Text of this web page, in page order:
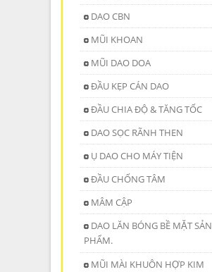
DAO CBN
MŨI KHOAN
MŨI DAO DOA
ĐẦU KẸP CÁN DAO
ĐẦU CHIA ĐỘ & TĂNG TỐC
DAO SỌC RÃNH THEN
Ụ DAO CHO MÁY TIỆN
ĐẦU CHỐNG TÂM
MÂM CẬP
DAO LĂN BÓNG BỀ MẶT SẢN
PHẨM.
MŨI MÀI KHUÔN HỢP KIM